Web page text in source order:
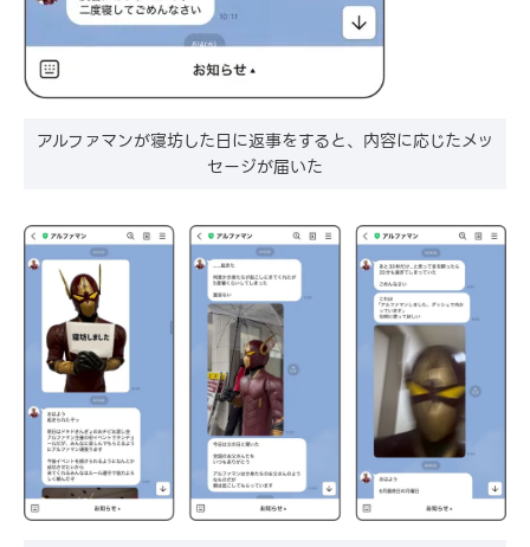
アルファマンが寝坊した日に返事をすると、内容に応じたメッ
セージが届いた